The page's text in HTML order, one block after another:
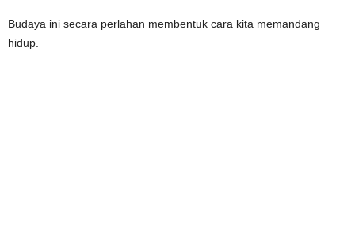
Budaya ini secara perlahan membentuk cara kita memandang
hidup.